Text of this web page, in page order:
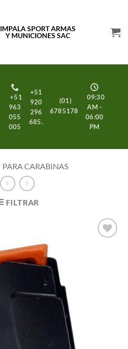
IMPALA SPORT ARMAS
Y MUNICIONES SAC
09:30
AM -
06:00
PM
+51
963
055
005
+51
920
296
685.
(01)
6785178
PARA CARABINAS
FILTRAR